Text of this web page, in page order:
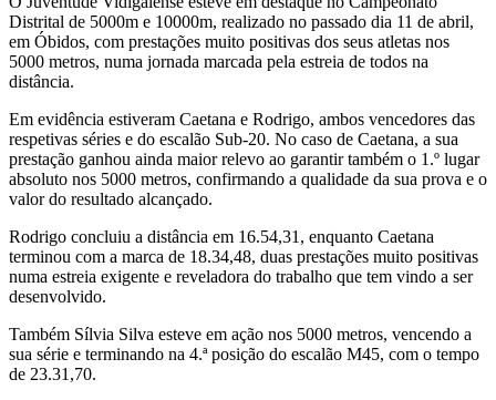
Distrital de 5000m e 10000m, realizado no passado dia 11 de abril,
em Óbidos, com prestações muito positivas dos seus atletas nos
5000 metros, numa jornada marcada pela estreia de todos na
distância.
Em evidência estiveram Caetana e Rodrigo, ambos vencedores das
respetivas séries e do escalão Sub-20. No caso de Caetana, a sua
prestação ganhou ainda maior relevo ao garantir também o 1.º lugar
absoluto nos 5000 metros, confirmando a qualidade da sua prova e o
valor do resultado alcançado.
Rodrigo concluiu a distância em 16.54,31, enquanto Caetana
terminou com a marca de 18.34,48, duas prestações muito positivas
numa estreia exigente e reveladora do trabalho que tem vindo a ser
desenvolvido.
Também Sílvia Silva esteve em ação nos 5000 metros, vencendo a
sua série e terminando na 4.ª posição do escalão M45, com o tempo
de 23.31,70.